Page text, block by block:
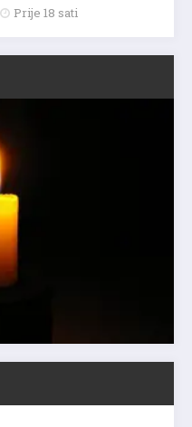
Prije 18 sati